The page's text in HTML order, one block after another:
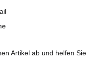
Artikel ab und helfen Sie